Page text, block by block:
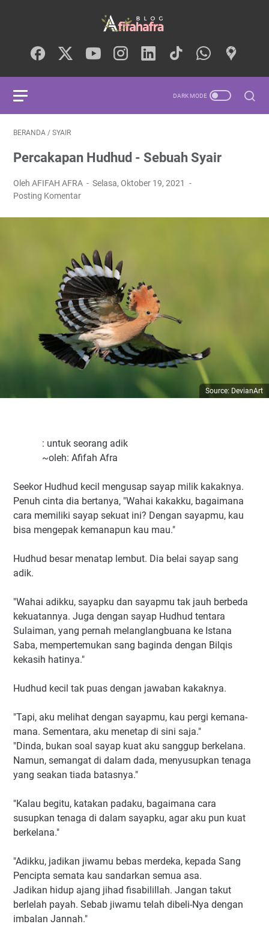
BERANDA / SYAIR
Percakapan Hudhud - Sebuah Syair
Oleh AFIFAH AFRA
Selasa, Oktober 19, 2021
Posting Komentar
Source: DevianArt
: untuk seorang adik
~oleh: Afifah Afra
Seekor Hudhud kecil mengusap sayap milik kakaknya.
Penuh cinta dia bertanya, "Wahai kakakku, bagaimana
cara memiliki sayap sekuat ini? Dengan sayapmu, kau
bisa mengepak kemanapun kau mau."
Hudhud besar menatap lembut. Dia belai sayap sang
adik.
"Wahai adikku, sayapku dan sayapmu tak jauh berbeda
kekuatannya. Juga dengan sayap Hudhud tentara
Sulaiman, yang pernah melanglangbuana ke Istana
Saba, mempertemukan sang baginda dengan Bilqis
kekasih hatinya."
Hudhud kecil tak puas dengan jawaban kakaknya.
"Tapi, aku melihat dengan sayapmu, kau pergi kemana-
mana. Sementara, aku menetap di sini saja."
"Dinda, bukan soal sayap kuat aku sanggup berkelana.
Namun, semangat di dalam dada, menyusupkan tenaga
yang seakan tiada batasnya."
"Kalau begitu, katakan padaku, bagaimana cara
susupkan tenaga di dalam sayapku, agar aku pun kuat
berkelana."
"Adikku, jadikan jiwamu bebas merdeka, kepada Sang
Pencipta semata kau sandarkan semua asa.
Jadikan hidup ajang jihad fisabilillah. Jangan takut
berlelah payah. Sebab jiwamu telah dibeli-Nya dengan
imbalan Jannah."